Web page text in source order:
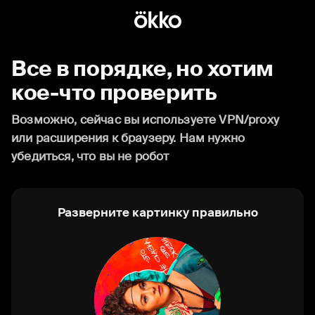
Все в порядке, но хотим
кое-что проверить
Возможно, сейчас вы используете VPN/proxy
или расширения к браузеру. Нам нужно
убедиться, что вы не робот
Разверните картинку правильно